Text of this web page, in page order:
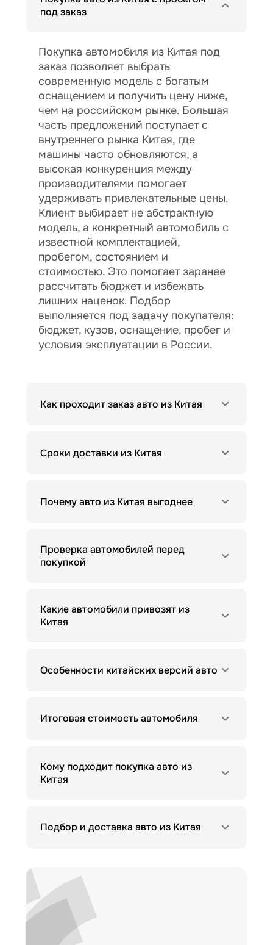
под заказ
Покупка автомобиля из Китая под
заказ позволяет выбрать
современную модель с богатым
оснащением и получить цену ниже,
чем на российском рынке. Большая
часть предложений поступает с
внутреннего рынка Китая, где
машины часто обновляются, а
высокая конкуренция между
производителями помогает
удерживать привлекательные цены.
Клиент выбирает не абстрактную
модель, а конкретный автомобиль с
известной комплектацией,
пробегом, состоянием и
стоимостью. Это помогает заранее
рассчитать бюджет и избежать
лишних наценок. Подбор
выполняется под задачу покупателя:
бюджет, кузов, оснащение, пробег и
условия эксплуатации в России.
Как проходит заказ авто из Китая
Сроки доставки из Китая
Почему авто из Китая выгоднее
Проверка автомобилей перед
покупкой
Какие автомобили привозят из
Китая
Особенности китайских версий авто
Итоговая стоимость автомобиля
Кому подходит покупка авто из
Китая
Подбор и доставка авто из Китая